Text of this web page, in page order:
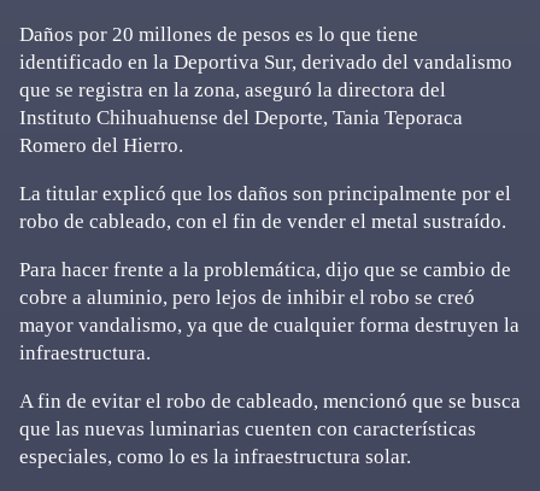
Daños por 20 millones de pesos es lo que tiene
identificado en la Deportiva Sur, derivado del vandalismo
que se registra en la zona, aseguró la directora del
Instituto Chihuahuense del Deporte, Tania Teporaca
Romero del Hierro.
La titular explicó que los daños son principalmente por el
robo de cableado, con el fin de vender el metal sustraído.
Para hacer frente a la problemática, dijo que se cambio de
cobre a aluminio, pero lejos de inhibir el robo se creó
mayor vandalismo, ya que de cualquier forma destruyen la
infraestructura.
A fin de evitar el robo de cableado, mencionó que se busca
que las nuevas luminarias cuenten con características
especiales, como lo es la infraestructura solar.